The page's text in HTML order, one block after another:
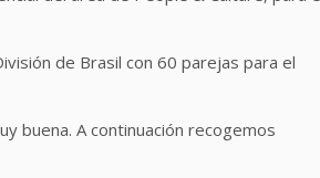
de Brasil con 60 parejas para el
buena. A continuación recogemos